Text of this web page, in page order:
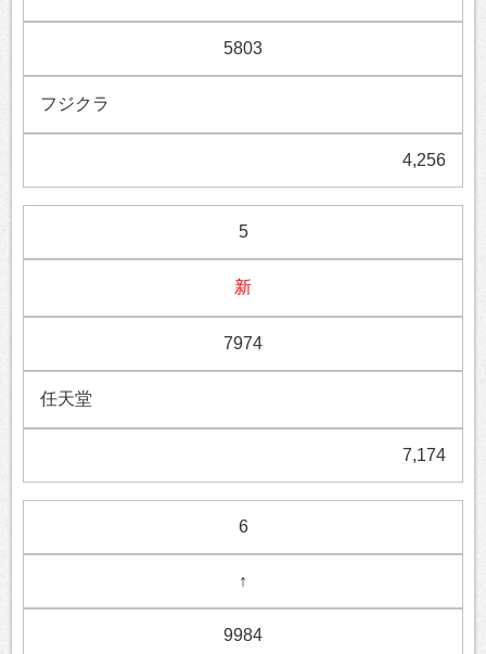
5803
フジクラ
4,256
5
新
7974
任天堂
7,174
6
↑
9984